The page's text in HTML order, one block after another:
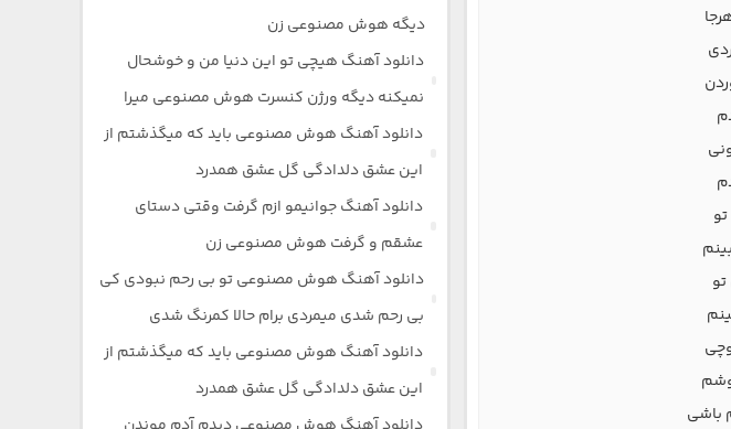
باشی
دیگه هوش مصنوعی زن
دانلود آهنگ هیچی تو این دنیا من و خوشحال
نمیکنه دیگه ورژن کنسرت هوش مصنوعی میرا
دانلود آهنگ هوش مصنوعی باید که میگذشتم از
این عشق دلدادگی گل عشق همدرد
دانلود آهنگ جوانیمو ازم گرفت وقتی دستای
عشقم و گرفت هوش مصنوعی زن
دانلود آهنگ هوش مصنوعی تو بی رحم نبودی کی
بی رحم شدی میمردی برام حالا کمرنگ شدی
دانلود آهنگ هوش مصنوعی باید که میگذشتم از
این عشق دلدادگی گل عشق همدرد